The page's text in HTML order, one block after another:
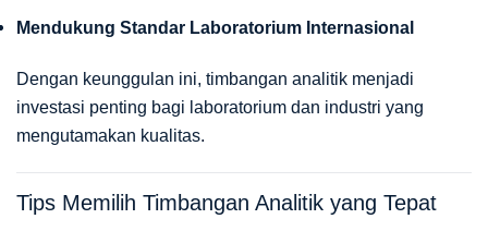
Mendukung Standar Laboratorium Internasional
Dengan keunggulan ini, timbangan analitik menjadi
investasi penting bagi laboratorium dan industri yang
mengutamakan kualitas.
Tips Memilih Timbangan Analitik yang Tepat